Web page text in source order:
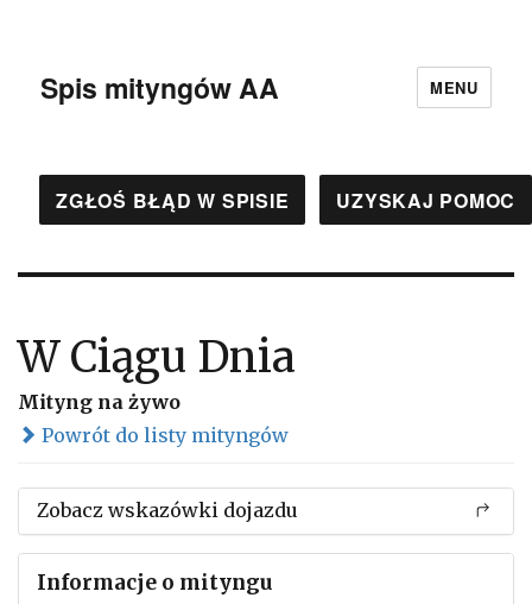
Spis mityngów AA MENU
ZGŁOŚ BŁĄD W SPISIE UZYSKAJ POMOC
W Ciągu Dnia
Mityng na żywo
Powrót do listy mityngów
Zobacz wskazówki dojazdu
Informacje o mityngu